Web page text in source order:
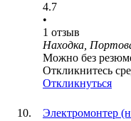
4.7
•
1 отзыв
Находка,
Можно без
Откликнитесь
Откликнуться
Электромонтер